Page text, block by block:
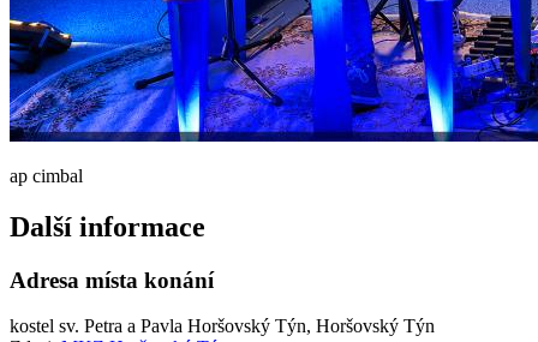
ap cimbal
Další informace
Adresa místa konání
kostel sv. Petra a Pavla Horšovský Týn, Horšovský Týn